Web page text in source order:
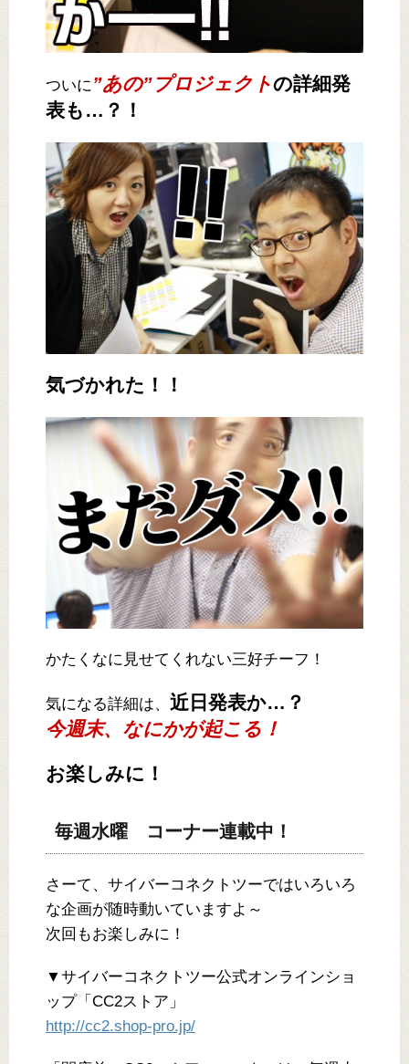
ついに”あの”プロジェクトの詳細発
表も…？！
気づかれた！！
かたくなに見せてくれない三好チーフ！
気になる詳細は、 近日発表か…？
今週末、なにかが起こる！
お楽しみに！
毎週水曜 コーナー連載中！
さーて、サイバーコネクトツーではいろいろ
な企画が随時動いていますよ～
次回もお楽しみに！
▼サイバーコネクトツー公式オンラインショ
ップ「CC2ストア」
http://cc2.shop-pro.jp/